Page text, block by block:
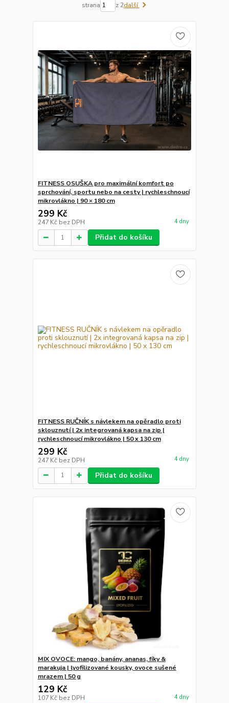
strana z 2další
FITNESS OSUŠKA pro maximální komfort po
sprchování, sportu nebo na cesty | rychleschnoucí
mikrovlákno | 90 × 180 cm
299 Kč
247 Kč bez DPH 4 dny
Přidat do košíku
FITNESS RUČNÍK s návlekem na opěradlo proti
sklouznutí | 2x integrovaná kapsa na zip |
rychleschnoucí mikrovlákno | 50 x 130 cm
299 Kč
247 Kč bez DPH 4 dny
Přidat do košíku
MIX OVOCE: mango, banány, ananas, fíky &
marakuja | lyofilizované kousky, ovoce sušené
mrazem | 50 g
129 Kč
107 Kč bez DPH 4 dny